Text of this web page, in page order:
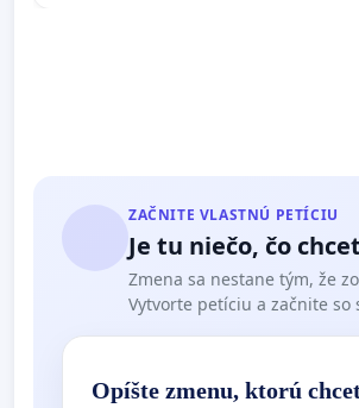
ZAČNITE VLASTNÚ PETÍCIU
Je tu niečo, čo
Zmena sa nestane tým, že
Vytvorte petíciu a začnite
Opíšte zmenu, ktorú